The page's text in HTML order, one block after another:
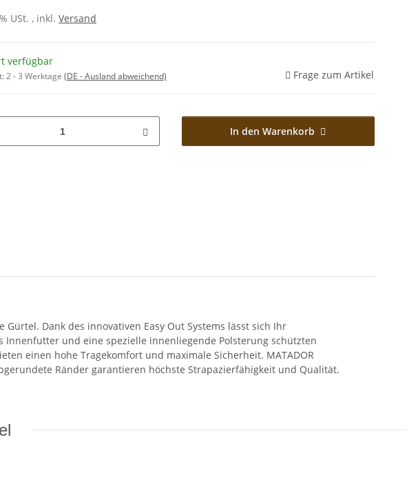
USt. , inkl. Versand
verfügbar
2 - 3 Werktage (DE - Ausland abweichend) Frage zum Artikel
In den Warenkorb
Dank des innovativen Easy Out Systems lässt sich Ihr
und eine spezielle innenliegende Polsterung schützten
einen hohe Tragekomfort und maximale Sicherheit. MATADOR
Ränder garantieren höchste Strapazierfähigkeit und Qualität.